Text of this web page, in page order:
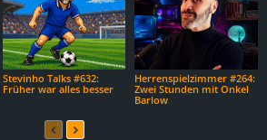
Stevinho Talks #632:
Früher war alles besser
Herrenspielzimmer #264:
Zwei Stunden mit Onkel
Barlow